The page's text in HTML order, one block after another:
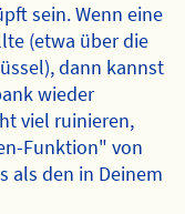
sein. Wenn eine
(etwa über die
dann kannst
wieder
viel ruinieren,
Funktion" von
als den in Deinem